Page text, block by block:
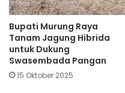
Bupati Murung Raya
Tanam Jagung Hibrida
untuk Dukung
Swasembada Pangan
15 Oktober 2025